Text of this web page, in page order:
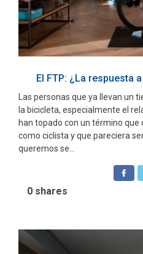
El FTP: ¿La respuesta
Las personas que ya llevan un
la bicicleta, especialmente el
han topado con un término que
como ciclista y que pareciera
queremos se...
0 shares